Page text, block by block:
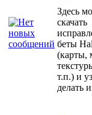
Здесь
скачать
беты
(карты,
т.п.) и
делать